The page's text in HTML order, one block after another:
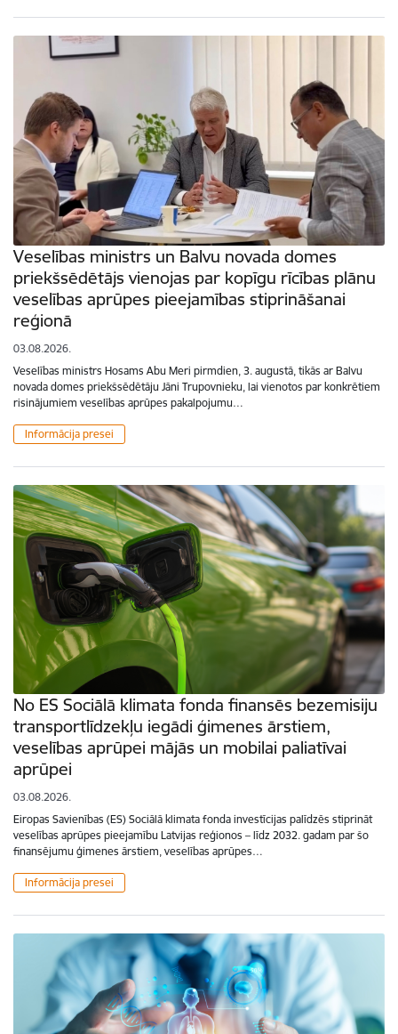
Veselības ministrs un Balvu novada domes
priekšsēdētājs vienojas par kopīgu rīcības plānu
veselības aprūpes pieejamības stiprināšanai
reģionā
03.08.2026.
Veselības ministrs Hosams Abu Meri pirmdien, 3. augustā, tikās ar Balvu
novada domes priekšsēdētāju Jāni Trupovnieku, lai vienotos par konkrētiem
risinājumiem veselības aprūpes pakalpojumu…
Informācija presei
No ES Sociālā klimata fonda finansēs bezemisiju
transportlīdzekļu iegādi ģimenes ārstiem,
veselības aprūpei mājās un mobilai paliatīvai
aprūpei
03.08.2026.
Eiropas Savienības (ES) Sociālā klimata fonda investīcijas palīdzēs stiprināt
veselības aprūpes pieejamību Latvijas reģionos – līdz 2032. gadam par šo
finansējumu ģimenes ārstiem, veselības aprūpes…
Informācija presei